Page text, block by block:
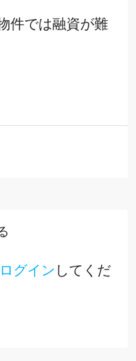
件では融資が難
ログイン してくだ